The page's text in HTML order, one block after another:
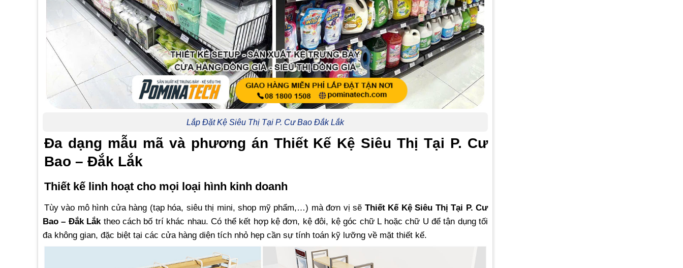
Lắp Đặt Kệ Siêu Thị Tại P. Cư Bao Đắk Lắk
Đa dạng mẫu mã và phương án Thiết Kế Kệ Siêu Thị Tại P. Cư
Bao – Đắk Lắk
Thiết kế linh hoạt cho mọi loại hình kinh doanh
Tùy vào mô hình cửa hàng (tạp hóa, siêu thị mini, shop mỹ phẩm,…) mà đơn vị sẽ Thiết Kế Kệ Siêu Thị Tại P. Cư
Bao – Đắk Lắk theo cách bố trí khác nhau. Có thể kết hợp kệ đơn, kệ đôi, kệ góc chữ L hoặc chữ U để tận dụng tối
đa không gian, đặc biệt tại các cửa hàng diện tích nhỏ hẹp cần sự tính toán kỹ lưỡng về mặt thiết kế.